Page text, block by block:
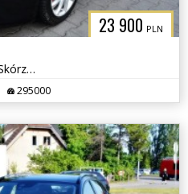
23 900 PLN
Ksenon, Czujniki parkowania, Skórzana tapicerka
295000